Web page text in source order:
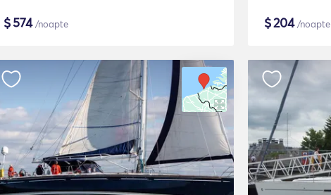
$574/noapte $204/noapte